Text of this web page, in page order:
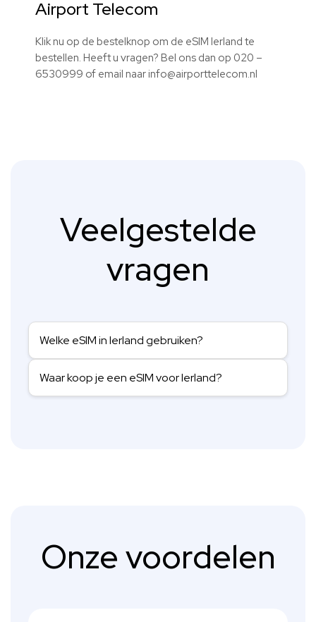
Airport Telecom
Klik nu op de bestelknop om de eSIM Ierland te
bestellen. Heeft u vragen? Bel ons dan op 020 –
6530999 of email naar info@airporttelecom.nl
Veelgestelde
vragen
Welke eSIM in Ierland gebruiken?
Waar koop je een eSIM voor Ierland?
Onze voordelen